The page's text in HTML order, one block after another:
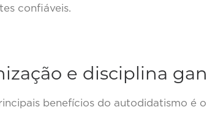
confiáveis.
e disciplina
benefícios do autodidatismo é